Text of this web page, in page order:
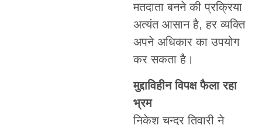
मतदाता बनने की प्रक्रिया
अत्यंत आसान है, हर व्यक्ति
अपने अधिकार का उपयोग
कर सकता है।
मुद्दाविहीन विपक्ष फैला रहा
भ्रम
निकेश चन्द्र तिवारी ने